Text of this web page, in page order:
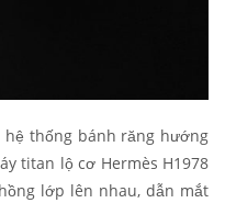
thống bánh răng hướng
titan lộ cơ Hermès H1978
lớp lên nhau, dẫn mắt